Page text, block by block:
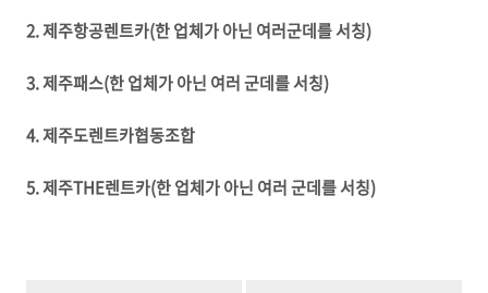
2. 제주항공렌트카(한 업체가 아닌 여러군데를 서칭)
3. 제주패스(한 업체가 아닌 여러 군데를 서칭)
4. 제주도렌트카협동조합
5. 제주THE렌트카(한 업체가 아닌 여러 군데를 서칭)